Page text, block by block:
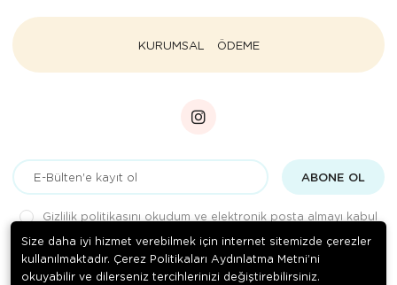
Ortopedi Ürünleri
Ortopedi Ürünleri
Sarf Malzemeleri
Yara Bakım Ürünleri
KURUMSAL ÖDEME
ABONE OL
Gizlilik politikasını okudum ve elektronik posta almayı kabul
Size daha iyi hizmet verebilmek için internet sitemizde çerezler
kullanılmaktadır. Çerez Politikaları Aydınlatma Metni’ni
okuyabilir ve dilerseniz tercihlerinizi değiştirebilirsiniz.